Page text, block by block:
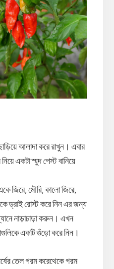
আলাদা করে রাখুন। এবার
একটা স্মুদ পেস্ট বানিয়ে
জিরে, মৌরি, কালো জিরে,
ড্রাই রোস্ট করে নিন এর জন্য
নাড়াচাড়া করুন। এখন
একটি গুঁড়ো করে নিন।
তেল গরম করেথেকে গরম